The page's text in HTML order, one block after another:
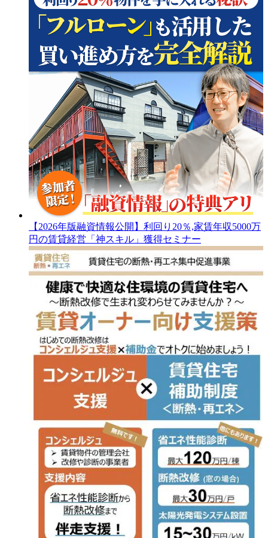
【2026年版融資情報公開】利回り20％,家賃年収5000万
円の賃貸経営「神スキル」獲得セミナー